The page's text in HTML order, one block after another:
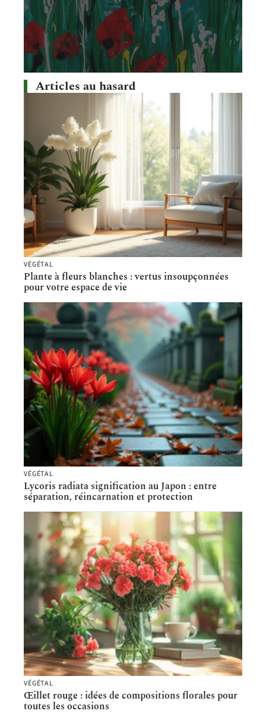
Articles au hasard
VÉGÉTAL
Plante à fleurs blanches : vertus insoupçonnées
pour votre espace de vie
VÉGÉTAL
Lycoris radiata signification au Japon : entre
séparation, réincarnation et protection
VÉGÉTAL
Œillet rouge : idées de compositions florales pour
toutes les occasions